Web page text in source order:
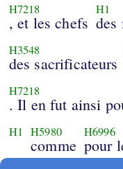
H7218
, et les chefs
H1
des
H3548
des sacrificateurs
H7218
. Il en fut ainsi
H1 H5980
comme
H6996
pour